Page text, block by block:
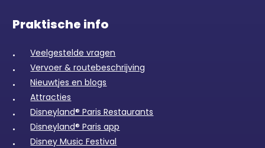
Praktische info
Veelgestelde vragen
Vervoer & routebeschrijving
Nieuwtjes en blogs
Attracties
Disneyland® Paris Restaurants
Disneyland® Paris app
Disney Music Festival